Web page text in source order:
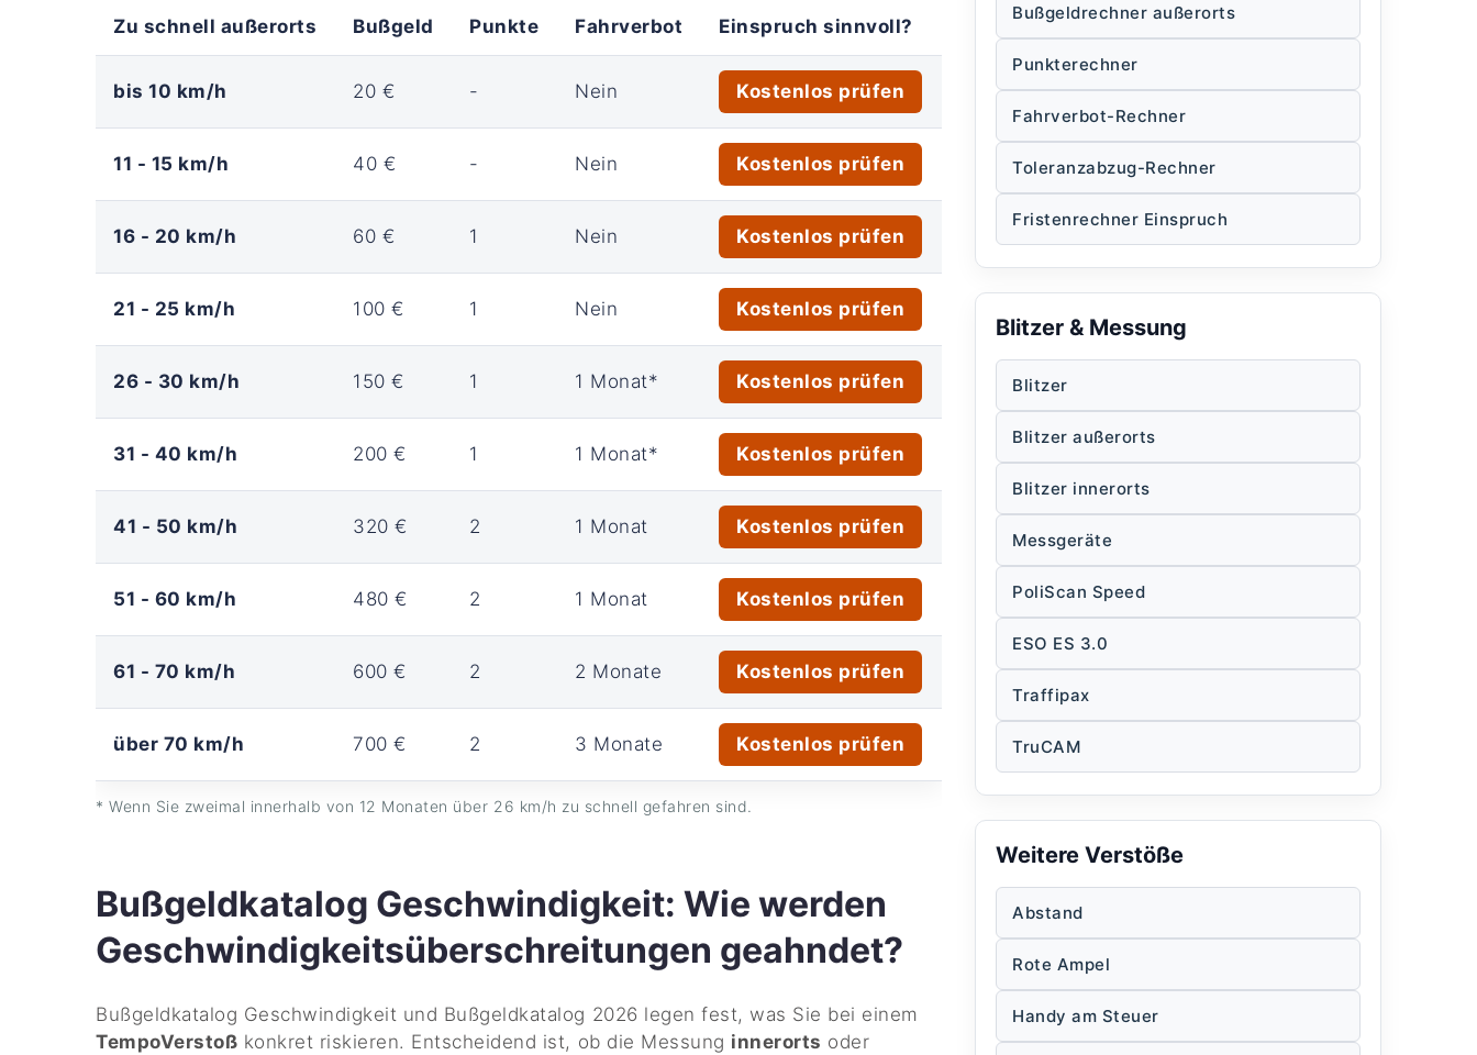
Zu schnell außerorts Bußgeld Punkte Fahrverbot Einspruch sinnvoll?
bis 10 km/h 20 € - Nein Kostenlos prüfen
11 - 15 km/h 40 € - Nein Kostenlos prüfen
16 - 20 km/h 60 € 1 Nein Kostenlos prüfen
21 - 25 km/h 100 € 1 Nein Kostenlos prüfen
26 - 30 km/h 150 € 1 1 Monat* Kostenlos prüfen
31 - 40 km/h 200 € 1 1 Monat* Kostenlos prüfen
41 - 50 km/h 320 € 2 1 Monat Kostenlos prüfen
51 - 60 km/h 480 € 2 1 Monat Kostenlos prüfen
61 - 70 km/h 600 € 2 2 Monate Kostenlos prüfen
über 70 km/h 700 € 2 3 Monate Kostenlos prüfen
* Wenn Sie zweimal innerhalb von 12 Monaten über 26 km/h zu schnell gefahren sind.
Bußgeldkatalog Geschwindigkeit: Wie werden
Geschwindigkeitsüberschreitungen geahndet?
Bußgeldkatalog Geschwindigkeit und Bußgeldkatalog 2026 legen fest, was Sie bei einem
TempoVerstoß konkret riskieren. Entscheidend ist, ob die Messung innerorts oder
Bußgeldrechner außerorts
Punkterechner
Fahrverbot-Rechner
Toleranzabzug-Rechner
Fristenrechner Einspruch
Blitzer & Messung
Blitzer
Blitzer außerorts
Blitzer innerorts
Messgeräte
PoliScan Speed
ESO ES 3.0
Traffipax
TruCAM
Weitere Verstöße
Abstand
Rote Ampel
Handy am Steuer